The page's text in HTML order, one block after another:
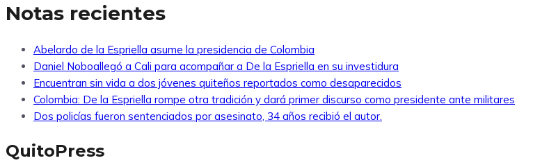
Notas recientes
Abelardo de la Espriella asume la presidencia de Colombia
Daniel Noboallegó a Cali para acompañar a De la Espriella en su investidura
Encuentran sin vida a dos jóvenes quiteños reportados como desaparecidos
Colombia: De la Espriella rompe otra tradición y dará primer discurso como presidente ante militares
Dos policías fueron sentenciados por asesinato, 34 años recibió el autor.
QuitoPress